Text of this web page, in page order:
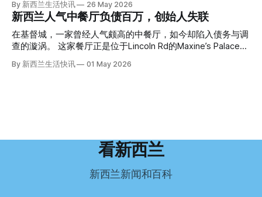
Operation Parade的案子，开始调查。 米袋泄露秘密 破案的
关键，是两个米袋。这两个塑料米袋里装着用来压住尸体的花
园石头。 每个米袋上都有序列号。 警察一家家查，发现这批
米是在奥克兰北岸一家超市卖的。
（PTSD）。他的其中一位同事甚至因自杀身亡。 他并不想放
弃从医，但他不想再在美国行医了。 于是，他与38岁的妻子
Ellen Williams开始在欧洲寻找更好的选择。 就在那时，他收
到了一封来自新西兰医疗招聘人员的信。 “虽然跑到那个‘与世
义。”现年39岁的加州人Brandon说道。 2024年11月，这家人
“如果我们真能考到那个分数，就不会来开公交车了。” 因为英
语，他们一直无法上岸 来自菲律宾的Ryan De Guzman，就是
这批人中的一员。 2023年，当他看到新西兰招聘海外公交司
机的信息时，几乎没有犹豫就提交了申请。 “我听说这里气候
年3月抵达奥克兰。 当时心里盘算着：努力工作两年，申请居
所需的英语门槛。 De Guzman选择了另一项考试——
Pearson Test of English，最终成绩是45分，而申请要求是58
By 新西兰生活快讯 26 May 2026
新西兰人气中餐厅负债百万，创始人失联
在基督城，一家曾经人气颇高的中餐厅，如今却陷入债务与调
查的漩涡。 这家餐厅正是位于Lincoln Rd的Maxine’s Palace。
其背后的公司已进入清算程序，债务总额接近100万纽币，而
引人关注的是——清算人目前无法联系到创始人本人。 今年3
纽币，员工索赔金额仍在核算中。 整体债务规模，已经逼近
这导致公司财务记录尚未完全掌握，资产处置是否合理仍待核
By 新西兰生活快讯 01 May 2026
看新西兰
新西兰新闻和百科